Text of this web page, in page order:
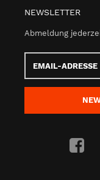
NEWSLETTER
Abmeldung
Adresse